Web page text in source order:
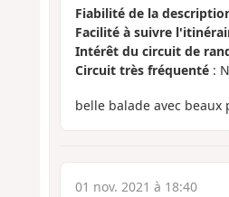
Fiabilité de la
Facilité à suivre
Intérêt du circuit de
Circuit très fréquenté:
belle balade avec beaux
01 nov. 2021 à 18:40